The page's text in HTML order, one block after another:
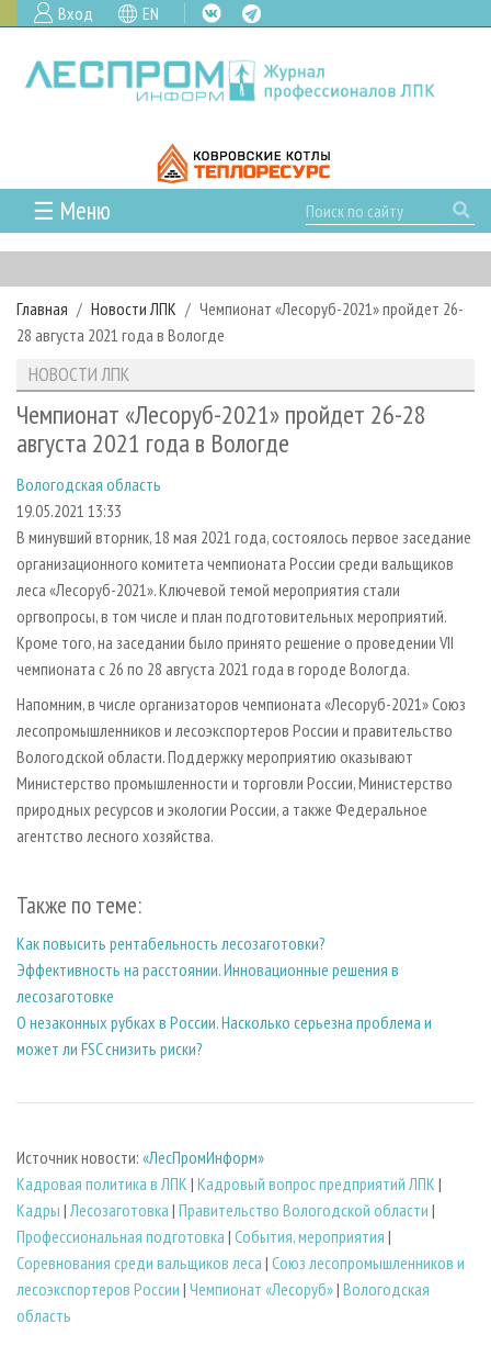
Вход EN
☰ Меню
ГЛАВНАЯ
РУБРИКИ И ТЕМЫ
РУБРИКИ ЖУРНАЛА
ЛЕСОЗАГОТОВКА
ЛЕСОПИЛЕНИЕ
СУШКА ДРЕВЕСИНЫ
ПРОИЗВОДСТВО ДРЕВЕСНЫХ ПЛИТ
ДЕРЕВЯННОЕ ДОМОСТРОЕНИЕ
ПРОИЗВОДСТВО МЕБЕЛИ
БИОЭНЕРГЕТИКА
ИНСТРУМЕНТ И МАТЕРИАЛЫ
НОВОСТИ
НОВОСТИ ЛПК
НОВОСТИ ЖУРНАЛА
ПРОЕКТЫ ЛПИ
АНАЛИТИКА
ПРЕДПРИЯТИЯ ЛПК
ПЕРСОНЫ
МОБИЛЬНЫЕ ВЫСТАВКИ
ОФИЦИАЛЬНЫЕ ДЕЛЕГАЦИИ
ПРИОРИТЕТНЫЕ ИНВЕСТПРОЕКТЫ
RUSSIAN FORESTRY REVIEW
БИБЛИОТЕКА СПЕЦИАЛИСТА
АРХИВ ЖУРНАЛОВ
О ЖУРНАЛЕ
ПОДПИСКА
КОНТАКТЫ
РЕКЛАМОДАТЕЛЯМ
РЕКЛАМА
РЕКЛАМА НА САЙТЕ
Главная Новости ЛПК
Чемпионат «Лесоруб-2021» пройдет 26-
28 августа 2021 года в Вологде
НОВОСТИ ЛПК
Чемпионат «Лесоруб-2021» пройдет 26-28
августа 2021 года в Вологде
Вологодская область
19.05.2021 13:33
В минувший вторник, 18 мая 2021 года, состоялось первое заседание
организационного комитета чемпионата России среди вальщиков
леса «Лесоруб-2021». Ключевой темой мероприятия стали
оргвопросы, в том числе и план подготовительных мероприятий.
Кроме того, на заседании было принято решение о проведении VII
чемпионата с 26 по 28 августа 2021 года в городе Вологда.
Напомним, в числе организаторов чемпионата «Лесоруб-2021» Союз
лесопромышленников и лесоэкспортеров России и правительство
Вологодской области. Поддержку мероприятию оказывают
Министерство промышленности и торговли России, Министерство
природных ресурсов и экологии России, а также Федеральное
агентство лесного хозяйства.
Также по теме:
Как повысить рентабельность лесозаготовки?
Эффективность на расстоянии. Инновационные решения в
лесозаготовке
О незаконных рубках в России. Насколько серьезна проблема и
может ли FSC снизить риски?
Источник новости: «ЛесПромИнформ»
Кадровая политика в ЛПК | Кадровый вопрос предприятий ЛПК |
Кадры | Лесозаготовка | Правительство Вологодской области |
Профессиональная подготовка | События, мероприятия |
Соревнования среди вальщиков леса | Союз лесопромышленников и
лесоэкспортеров России | Чемпионат «Лесоруб»| Вологодская
область